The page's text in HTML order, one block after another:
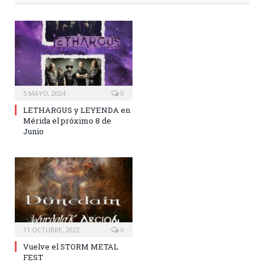
5 MAYO, 2024 0
LETHARGUS y LEYENDA en
Mérida el próximo 8 de
Junio
11 OCTUBRE, 2022 0
Vuelve el STORM METAL
FEST